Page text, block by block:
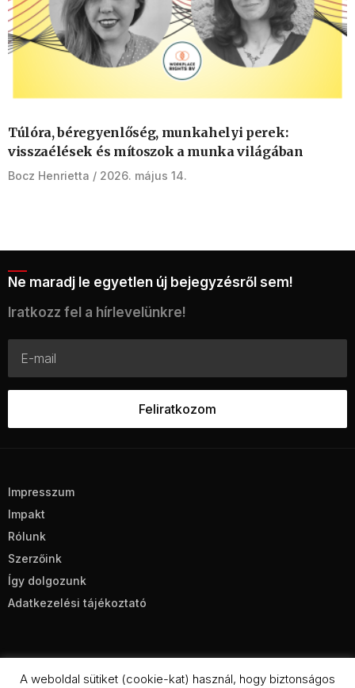
Túlóra, béregyenlőség, munkahelyi perek:
visszaélések és mítoszok a munka világában
Bocz Henrietta 2026. május 14.
Ne maradj le egyetlen új bejegyzésről sem!
Iratkozz fel a hírlevelünkre!
Impresszum
Impakt
Rólunk
Szerzőink
Így dolgozunk
Adatkezelési tájékoztató
A weboldal sütiket (cookie-kat) használ, hogy biztonságos